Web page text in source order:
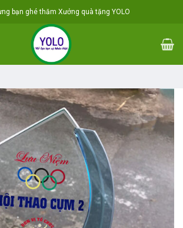
bạn ghé thăm Xưởng quà tặng YOLO